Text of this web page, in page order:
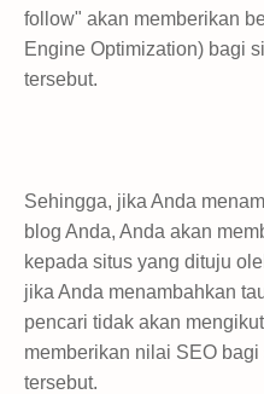
follow" akan memberikan
Engine Optimization) bagi
tersebut.
Sehingga, jika Anda
blog Anda, Anda akan
kepada situs yang dituju
jika Anda menambahkan
pencari tidak akan
memberikan nilai SEO
tersebut.